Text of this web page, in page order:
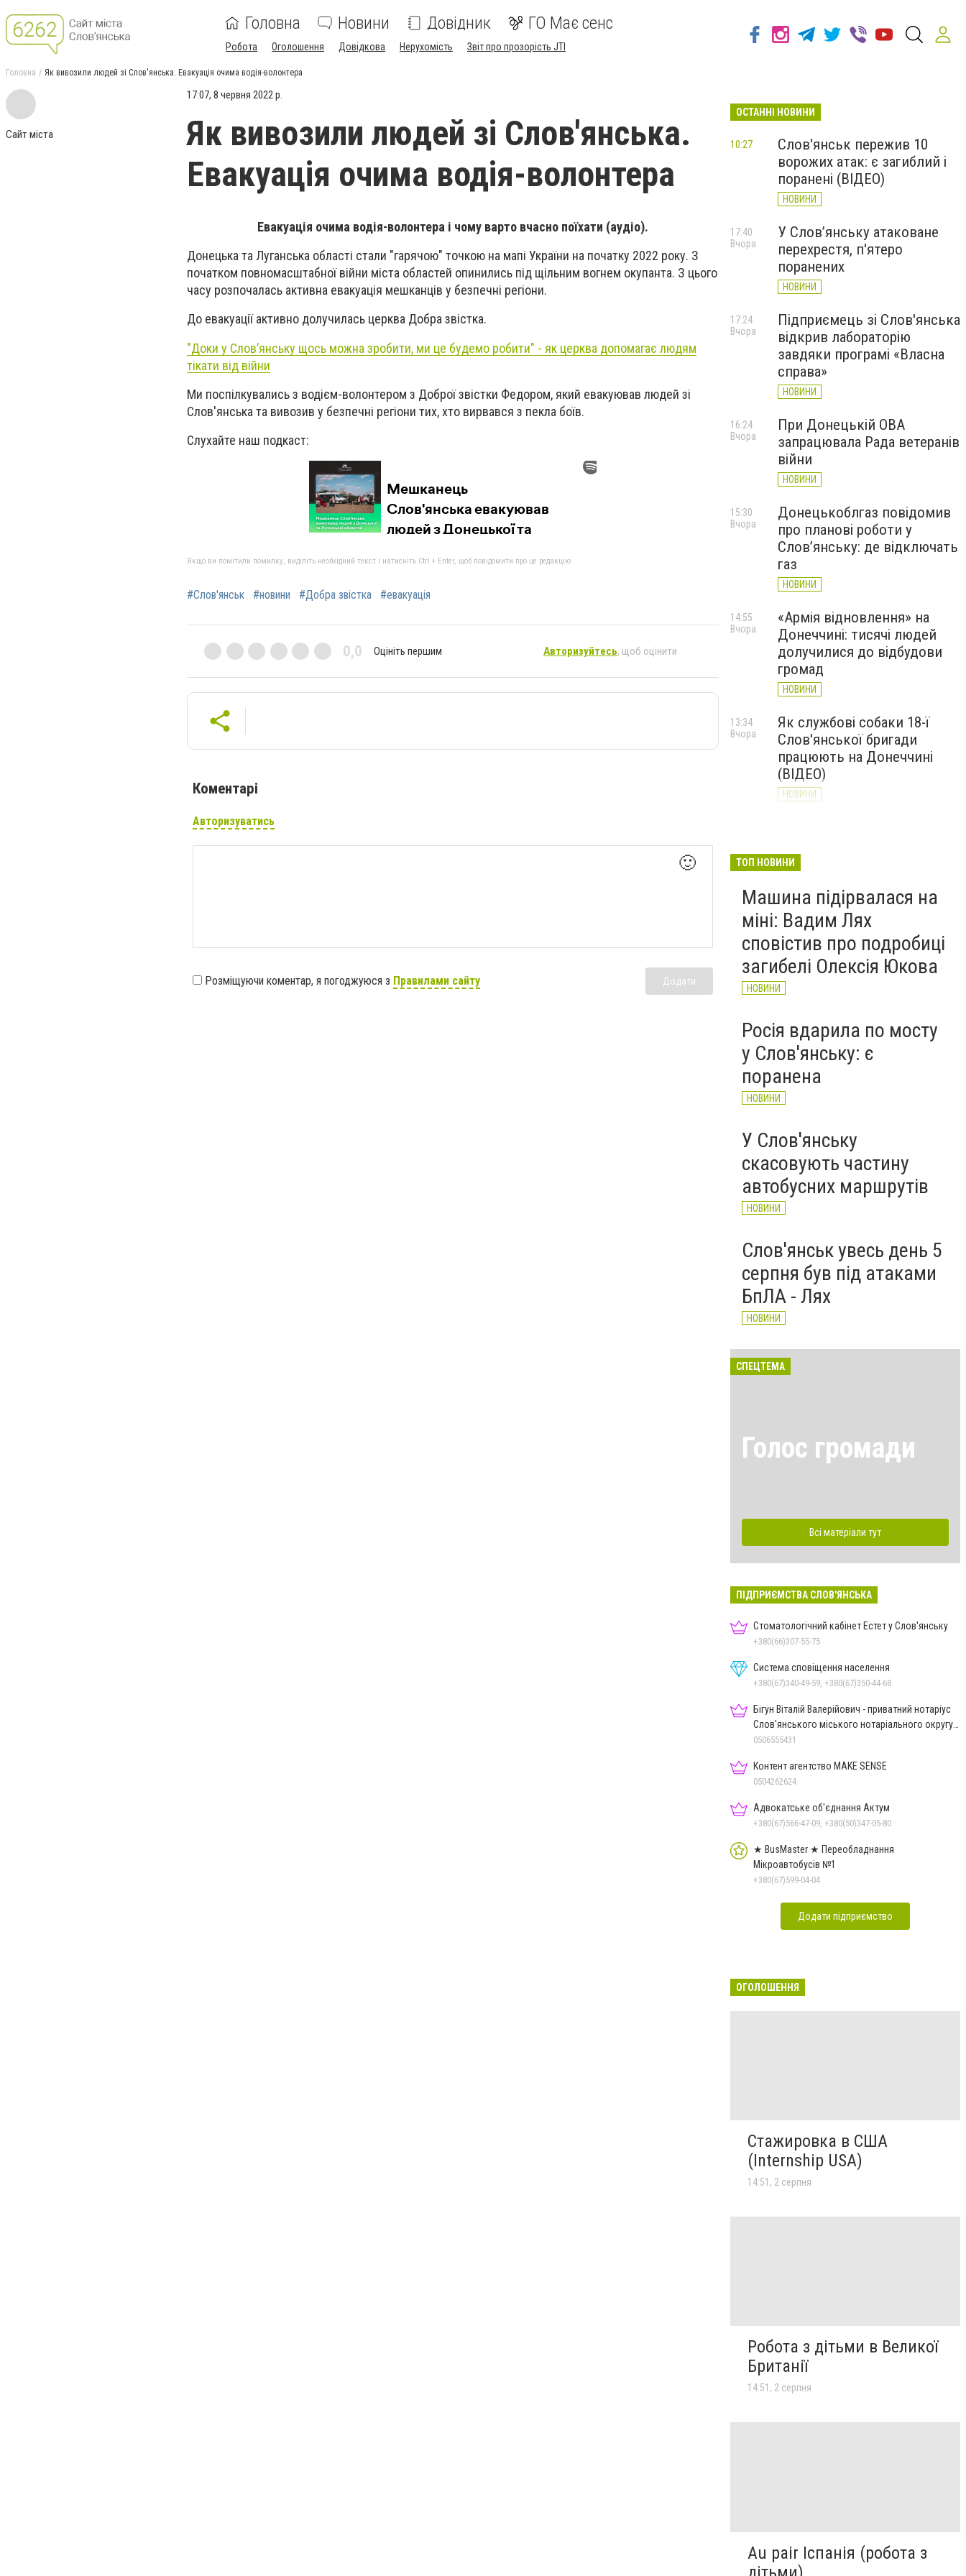
Головна Новини Довідник ГО Має сенс
Робота Оголошення Довідкова Нерухомість Звіт про прозорість JTI
Головна Як вивозили людей зі Слов'янська. Евакуація очима водія-волонтера
Сайт міста
17:07, 8 червня 2022 р.
Як вивозили людей зі Слов'янська.
Евакуація очима водія-волонтера
Евакуація очима водія-волонтера і чому варто вчасно поїхати (аудіо).
Донецька та Луганська області стали "гарячою" точкою на мапі України на початку 2022 року. З
початком повномасштабної війни міста областей опинились під щільним вогнем окупанта. З цього
часу розпочалась активна евакуація мешканців у безпечні регіони.
До евакуації активно долучилась церква Добра звістка.
"Доки у Слов’янську щось можна зробити, ми це будемо робити" - як церква допомагає людям
тікати від війни
Ми поспілкувались з водієм-волонтером з Доброї звістки Федором, який евакуював людей зі
Слов'янська та вивозив у безпечні регіони тих, хто вирвався з пекла боїв.
Слухайте наш подкаст:
Якщо ви помітили помилку, виділіть необхідний текст і натисніть Ctrl + Enter, щоб повідомити про це редакцію
#Слов'янськ #новини #Добра звістка #евакуація
0,0 Оцініть першим Авторизуйтесь, щоб оцінити
Коментарі
Авторизуватись
🙂
Розміщуючи коментар, я погоджуюся з Правилами сайту Додати
ОСТАННІ НОВИНИ
Слов'янськ пережив 10
ворожих атак: є загиблий і
поранені (ВІДЕО)
НОВИНИ
10:27
У Слов’янську атаковане
перехрестя, п'ятеро
поранених
НОВИНИ
17:40
Вчора
Підприємець зі Слов'янська
відкрив лабораторію
завдяки програмі «Власна
справа»
НОВИНИ
17:24
Вчора
При Донецькій ОВА
запрацювала Рада ветеранів
війни
НОВИНИ
16:24
Вчора
Донецькоблгаз повідомив
про планові роботи у
Слов’янську: де відключать
газ
НОВИНИ
15:30
Вчора
«Армія відновлення» на
Донеччині: тисячі людей
долучилися до відбудови
громад
НОВИНИ
14:55
Вчора
Як службові собаки 18-ї
Слов'янської бригади
працюють на Донеччині
(ВІДЕО)
НОВИНИ
13:34
Вчора
та найближчих напрямках
ТОП НОВИНИ
Машина підірвалася на
міні: Вадим Лях
сповістив про подробиці
загибелі Олексія Юкова
НОВИНИ
Росія вдарила по мосту
у Слов'янську: є
поранена
НОВИНИ
У Слов'янську
скасовують частину
автобусних маршрутів
НОВИНИ
Слов'янськ увесь день 5
серпня був під атаками
БпЛА - Лях
НОВИНИ
СПЕЦТЕМА
Голос громади
Всі матеріали тут
ПІДПРИЄМСТВА СЛОВ'ЯНСЬКА
Стоматологічний кабінет Естет у Слов'янську
+380(66)307-55-75
Система сповіщення населення
+380(67)340-49-59, +380(67)350-44-68
Бігун Віталій Валерійович - приватний нотаріус
Слов'янського міського нотаріального округу
Дон.обл.
0506555431
Контент агентство MAKE SENSE
0504262624
Адвокатське об'єднання Актум
+380(67)566-47-09, +380(50)347-05-80
★ BusMaster ★ Переобладнання
Мікроавтобусів №1
+380(67)599-04-04
Додати підприємство
ОГОЛОШЕННЯ
Стажировка в США
(Internship USA)
14:51, 2 серпня
Робота з дітьми в Великої
Британії
14:51, 2 серпня
Au pair Іспанія (робота з